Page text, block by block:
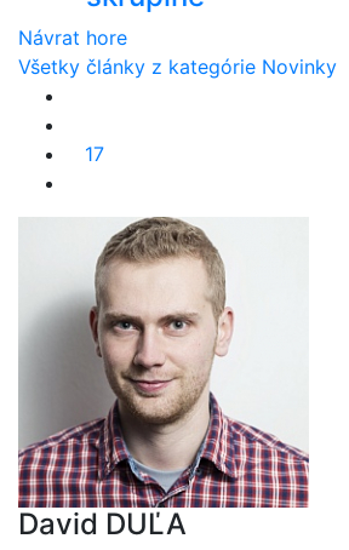
Návrat hore
Všetky články z kategórie Novinky
17
David DUĽA